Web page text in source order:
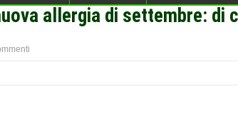
allergia di settembre: di